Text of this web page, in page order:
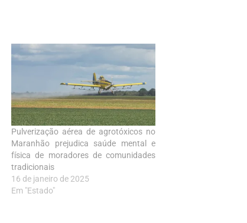
Pulverização aérea de agrotóxicos no
Maranhão prejudica saúde mental e
física de moradores de comunidades
tradicionais
16 de janeiro de 2025
Em "Estado"